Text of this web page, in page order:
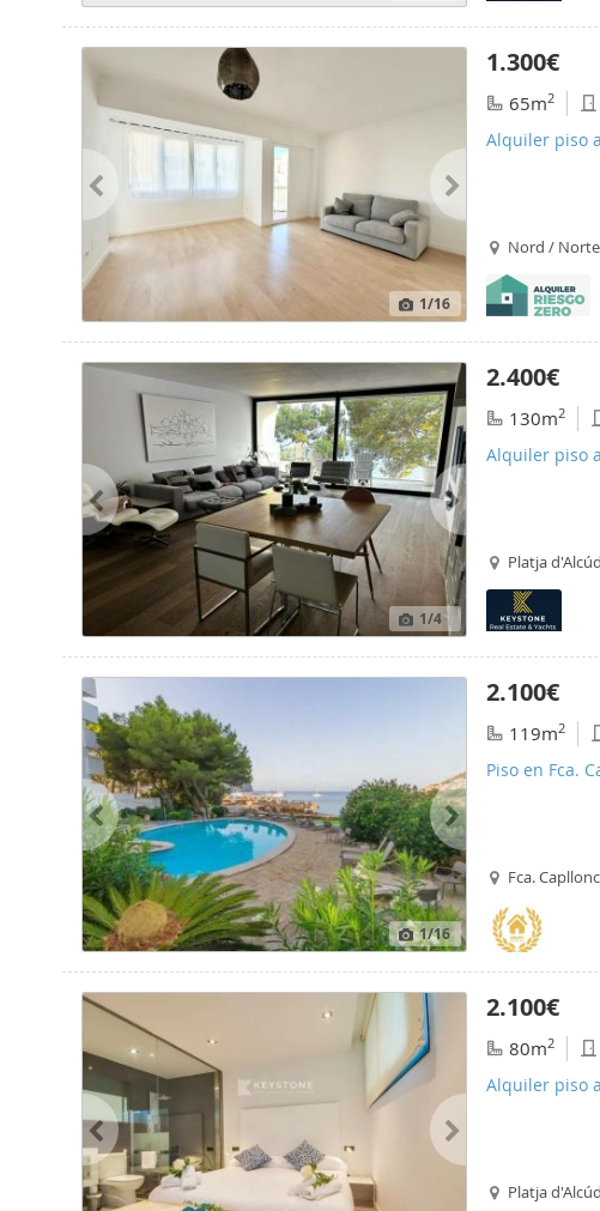
1/16
1.300€
65m2
Alquiler piso
Nord /
1/4
2.400€
130m2
Alquiler piso
Platja
1/16
2.100€
119m2
Piso en Fca.
Fca.
2.100€
80m2
Alquiler piso
Platja